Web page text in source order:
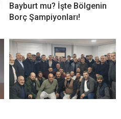
Bayburt mu? İşte Bölgenin
Borç Şampiyonları!